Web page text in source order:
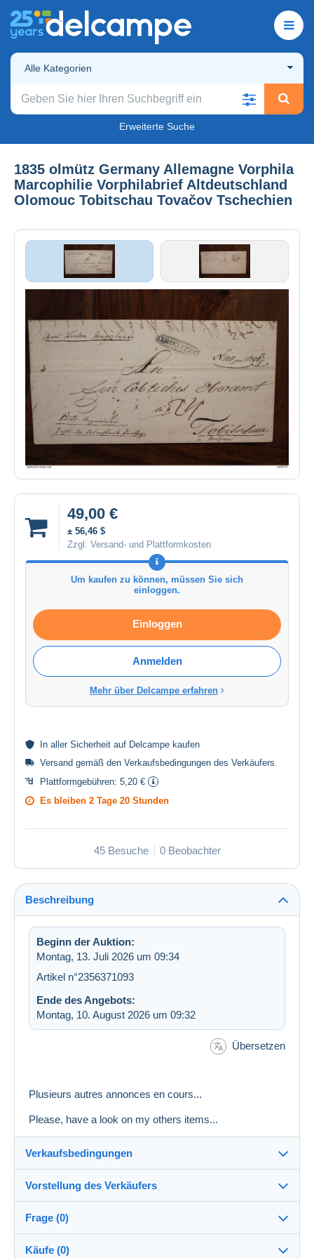
Alle Kategorien
Erweiterte Suche
1835 olmütz Germany Allemagne Vorphila
Marcophilie Vorphilabrief Altdeutschland
Olomouc Tobitschau Tovačov Tschechien
49,00 €
± 56,46 $
Zzgl. Versand- und Plattformkosten
Um kaufen zu können, müssen Sie sich
einloggen.
Einloggen
Anmelden
Mehr über Delcampe erfahren
In aller Sicherheit auf Delcampe kaufen
Versand gemäß den Verkaufsbedingungen des Verkäufers
Plattformgebühren: 5,20 €
Es bleiben 2 Tage 20 Stunden
45 Besuche 0 Beobachter
Beschreibung
Beginn der Auktion:
Montag, 13. Juli 2026 um 09:34
Artikel n°2356371093
Ende des Angebots:
Montag, 10. August 2026 um 09:32
Übersetzen
Plusieurs autres annonces en cours...
Please, have a look on my others items...
Verkaufsbedingungen
Versand nach:
Die Liste der Länder einsehen
Versand:
Vorkasse
Vorstellung des Verkäufers
nath070100%(2013x)
Frage (0)
Käufe (0)